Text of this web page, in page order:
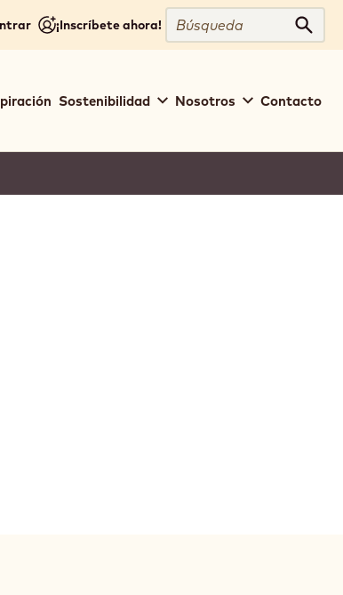
¡Inscríbete ahora!
Búsqueda
Sostenibilidad Nosotros Contacto